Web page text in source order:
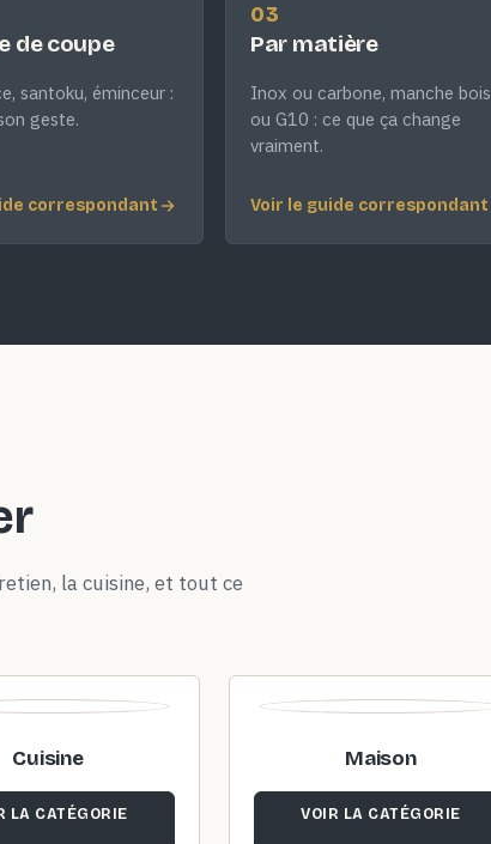
de coupe
santoku, éminceur :
geste.
correspondant
03
Par matière
Inox ou carbone, manche bois
ou G10 : ce que ça change
vraiment.
Voir le guide correspondant
la cuisine, et tout ce
Cuisine
LA CATÉGORIE
Maison
VOIR LA CATÉGORIE